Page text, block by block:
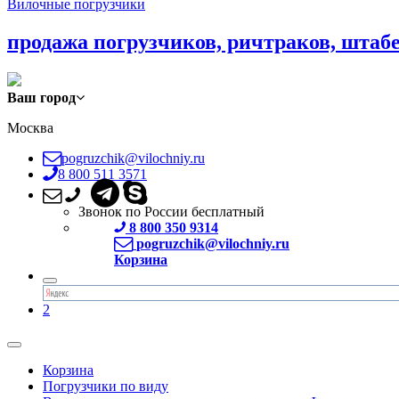
Вилочные погрузчики
продажа погрузчиков, ричтраков,
Ваш город
Москва
pogruzchik@vilochniy.ru
8 800 511 3571
Звонок по России бесплатный
8 800 350 9314
pogruzchik@vilochniy.ru
Корзина
2
Корзина
Погрузчики по виду